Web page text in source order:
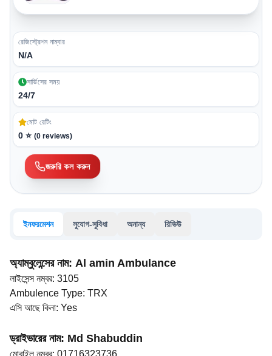
রেজিস্ট্রেশন নাম্বার
N/A
সার্ভিসের সময়
24/7
মোট রেটিং
0 ⭐ (0 reviews)
জরুরি কল করুন
ইনফরমেশন সুযোগ-সুবিধা অনান্য রিভিউ
অ্যাম্বুলেন্সের নাম: Al amin Ambulance
লাইসেন্স নম্বর: 3105
Ambulence Type: TRX
এসি আছে কিনা: Yes
ড্রাইভারের নাম: Md Shabuddin
মোবাইল নম্বর: 01716323736